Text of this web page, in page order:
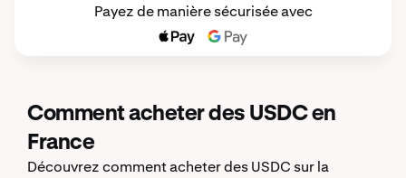
Payez de manière sécurisée avec
Comment acheter des USDC en
France
Découvrez comment acheter des USDC sur la